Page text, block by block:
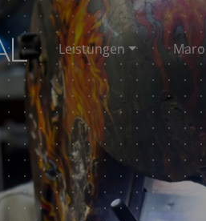
Leistungen Maro